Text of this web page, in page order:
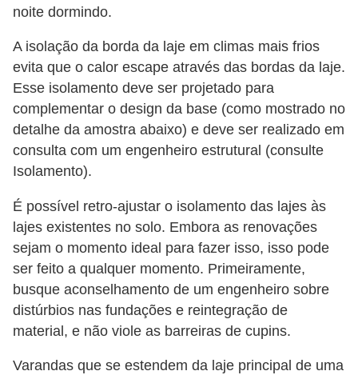
noite dormindo.
A isolação da borda da laje em climas mais frios
evita que o calor escape através das bordas da laje.
Esse isolamento deve ser projetado para
complementar o design da base (como mostrado no
detalhe da amostra abaixo) e deve ser realizado em
consulta com um engenheiro estrutural (consulte
Isolamento).
É possível retro-ajustar o isolamento das lajes às
lajes existentes no solo. Embora as renovações
sejam o momento ideal para fazer isso, isso pode
ser feito a qualquer momento. Primeiramente,
busque aconselhamento de um engenheiro sobre
distúrbios nas fundações e reintegração de
material, e não viole as barreiras de cupins.
Varandas que se estendem da laje principal de uma